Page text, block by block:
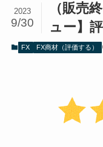
（販売
ュー】
2023
9/30
FX FX商材（評価する）